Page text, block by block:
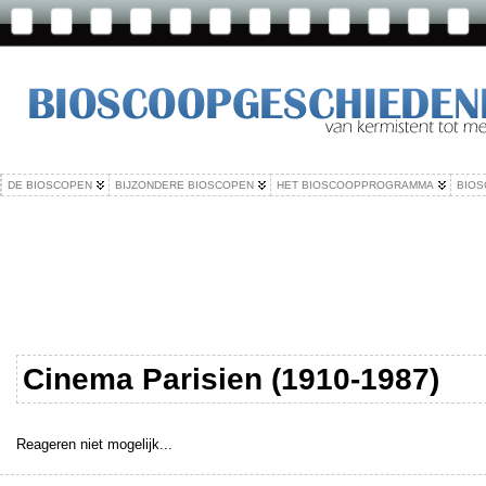
DE BIOSCOPEN BIJZONDERE BIOSCOPEN HET BIOSCOOPPROGRAMMA
Cinema Parisien (1910-1987)
Reageren niet mogelijk...